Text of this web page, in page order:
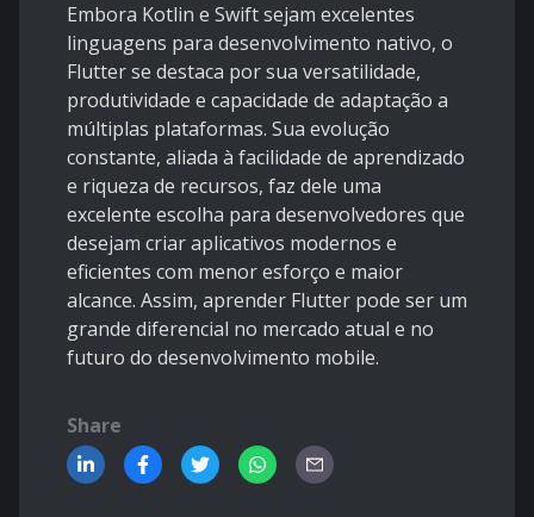
Embora Kotlin e Swift sejam excelentes
linguagens para desenvolvimento nativo, o
Flutter se destaca por sua versatilidade,
produtividade e capacidade de adaptação a
múltiplas plataformas. Sua evolução
constante, aliada à facilidade de aprendizado
e riqueza de recursos, faz dele uma
excelente escolha para desenvolvedores que
desejam criar aplicativos modernos e
eficientes com menor esforço e maior
alcance. Assim, aprender Flutter pode ser um
grande diferencial no mercado atual e no
futuro do desenvolvimento mobile.
Share